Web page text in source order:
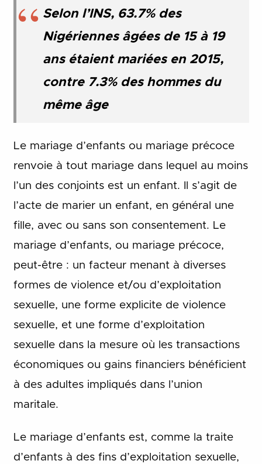
Selon l’INS, 63.7% des
Nigériennes âgées de 15 à 19
ans étaient mariées en 2015,
contre 7.3% des hommes du
même âge
Le mariage d’enfants ou mariage précoce
renvoie à tout mariage dans lequel au moins
l’un des conjoints est un enfant. Il s’agit de
l’acte de marier un enfant, en général une
fille, avec ou sans son consentement. Le
mariage d’enfants, ou mariage précoce,
peut-être : un facteur menant à diverses
formes de violence et/ou d’exploitation
sexuelle, une forme explicite de violence
sexuelle, et une forme d’exploitation
sexuelle dans la mesure où les transactions
économiques ou gains financiers bénéficient
à des adultes impliqués dans l’union
maritale.
Le mariage d’enfants est, comme la traite
d’enfants à des fins d’exploitation sexuelle,